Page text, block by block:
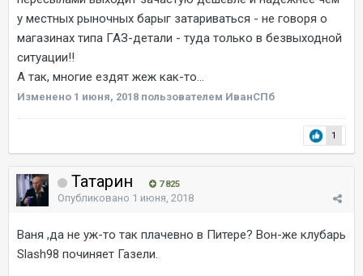
у местных рыночных барыг затариваться - не говоря о
магазинах типа ГАЗ-детали - туда только в безвыходной
ситуации!!
А так, многие ездят жеж как-то...
Изменено 1 июня, 2018 пользователем ИванСПб
1
Татарин 7 825
Опубликовано 1 июня, 2018
Ваня ,да не уж-то так плачевно в Питере? Вон-же клубарь
Slash98 починяет Газели.